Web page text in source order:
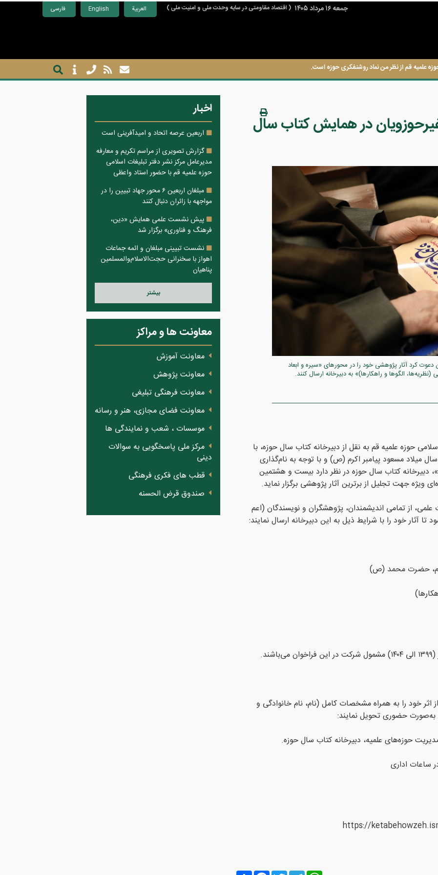
فارسی English العربية جمعه ۱۶ مرداد ۱۴۰۵ ( اقتصاد مقاومتی در سایه وحدت ملی و امنیت ملی )
علمیه قم از نظر من نماد روشنفکری حوزه است.
در همایش کتاب سال
دعوت کرد آثار پژوهشی خود را در محورهای «سیره و ابعاد
الگوها و راهکارها)» به دبیرخانه ارسال کنند.
حوزه علمیه قم به نقل از دبیرخانه کتاب سال حوزه، با
میلاد مسعود پیامبر اکرم (ص) و با توجه به نام‌گذاری
دبیرخانه کتاب سال حوزه در نظر دارد بیست و هشتمین
ویژه جهت تجلیل از برترین آثار پژوهشی برگزار نماید.
از تمامی اندیشمندان، پژوهشگران و نویسندگان (اعم
آثار خود را با شرایط ذیل به این دبیرخانه ارسال نمایند:
حضرت محمد (ص)
خود را به همراه مشخصات کامل (نام، نام خانوادگی و
به‌صورت حضوری تحویل نمایند:
مدیریت حوزه‌های علمیه، دبیرخانه کتاب سال حوزه.
اخبار
اربعین عرصه اتحاد و امیدآفرینی است
گزارش تصویری از مراسم تکریم و معارفه
مدیرعامل مرکز نشر دفتر تبلیغات اسلامی
حوزه علمیه قم با حضور استاد واعظی
مبلغان اربعین ۶ محور جهاد تبیین را در
مواجهه با زائران دنبال کنند
پیش نشست علمی همایش «دین،
فرهنگ و فناوری» برگزار شد
نشست تبیینی مبلغان و ائمه جماعات
اهواز با سخنرانی حجت‌الاسلام‌والمسلمین
پناهیان
بيشتر
معاونت ها و مراکز
معاونت آموزش
معاونت پژوهش
معاونت فرهنگی تبلیغی
معاونت فضای مجازی، هنر و رسانه
موسسات ، شعب و نمایندگی ها
مرکز ملی پاسخگویی به سوالات
دینی
قطب های فکری فرهنگی
صندوق قرض الحسنه